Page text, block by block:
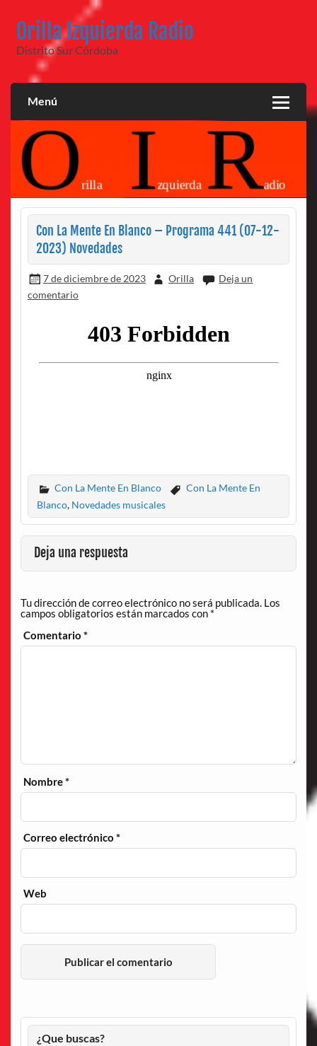
contenido
Orilla Izquierda Radio
Distrito Sur Córdoba
Menú
Con La Mente En Blanco – Programa 441 (07-12-
2023) Novedades
7 de diciembre de 2023 Orilla
Deja un
comentario
Con La Mente En Blanco
Con La Mente En
Blanco, Novedades musicales
Deja una respuesta
Tu dirección de correo electrónico no será publicada. Los
campos obligatorios están marcados con *
Comentario*
Nombre*
Correo electrónico*
Web
¿Que buscas?